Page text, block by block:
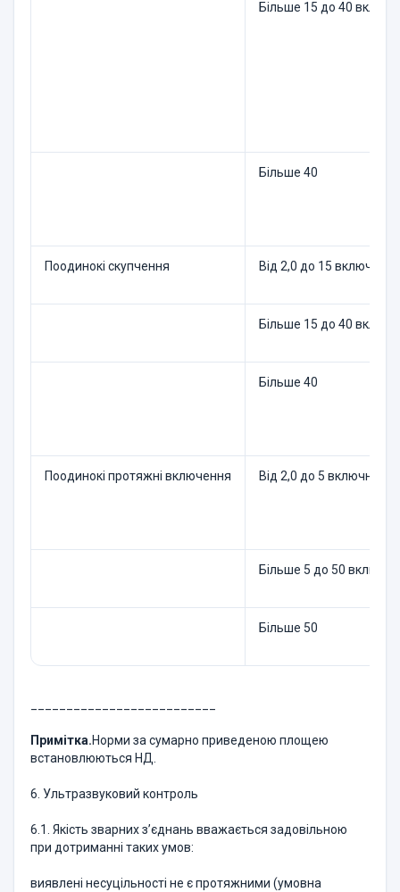
Більше 15 до 40
Більше 40
Поодинокі скупчення Від 2,0 до 15 включно
Більше 15 до 40
Більше 40
Поодинокі протяжні включення Від 2,0 до 5 включно
Більше 5 до 50 включно
Більше 50
Примітка.Норми за сумарно приведеною площею
встановлюються НД.
6. Ультразвуковий контроль
6.1. Якість зварних з’єднань вважається задовільною
при дотриманні таких умов:
виявлені несуцільності не є протяжними (умовна